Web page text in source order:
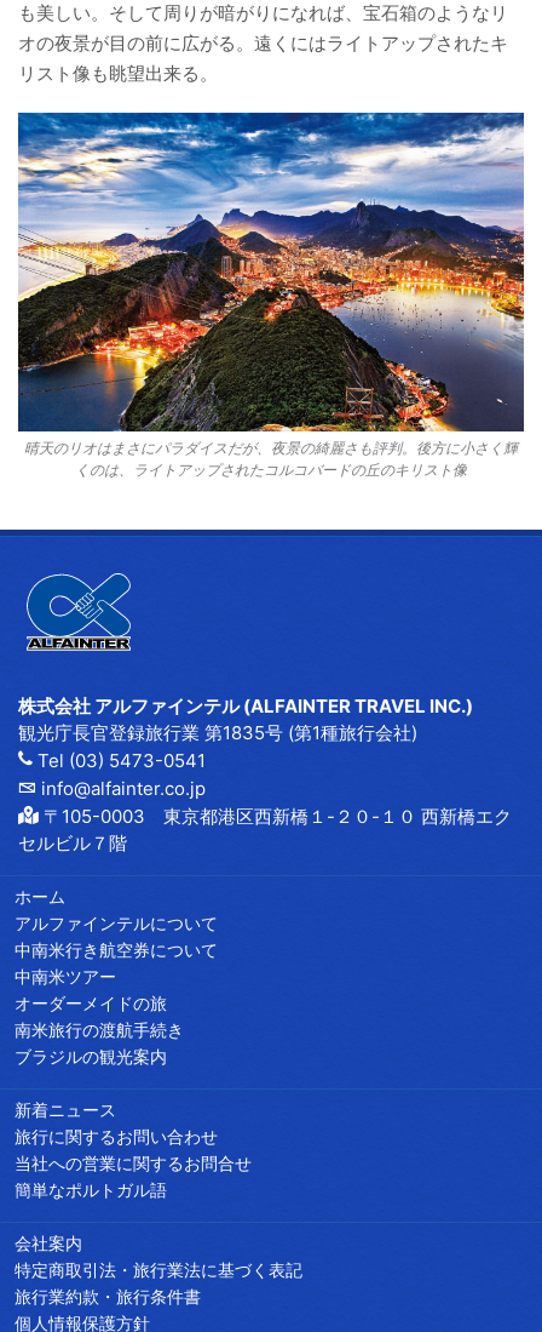
も美しい。そして周りが暗がりになれば、宝石箱のようなリ
オの夜景が目の前に広がる。遠くにはライトアップされたキ
リスト像も眺望出来る。
晴天のリオはまさにパラダイスだが、夜景の綺麗さも評判。後方に小さく輝
くのは、ライトアップされたコルコバードの丘のキリスト像
株式会社 アルファインテル (ALFAINTER TRAVEL INC.)
観光庁長官登録旅行業 第1835号 (第1種旅行会社)
Tel (03) 5473-0541
info@alfainter.co.jp
〒105-0003 東京都港区西新橋１-２０-１０ 西新橋エク
セルビル７階
ホーム
アルファインテルについて
中南米行き航空券について
中南米ツアー
オーダーメイドの旅
南米旅行の渡航手続き
ブラジルの観光案内
新着ニュース
旅行に関するお問い合わせ
当社への営業に関するお問合せ
簡単なポルトガル語
会社案内
特定商取引法・旅行業法に基づく表記
旅行業約款・旅行条件書
個人情報保護方針